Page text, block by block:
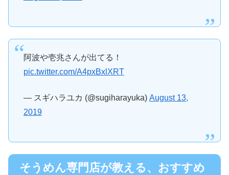
阿波や壱兆さんが出てる！
pic.twitter.com/A4pxBxlXRT
— スギハラユカ (@sugiharayuka) August 13,
2019
そうめん専門店が教える、おすすめ